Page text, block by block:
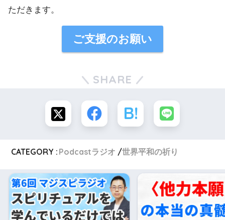
ただきます。
ご支援のお願い
SHARE
CATEGORY : Podcastラジオ 世界平和の祈り